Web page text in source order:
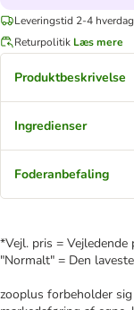
Leveringstid 2-4
Returpolitik Læs mere
Produktbeskrivelse
Ingredienser
Foderanbefaling
*Vejl. pris = Vejledende
"Normalt" = Den
zooplus forbeholder